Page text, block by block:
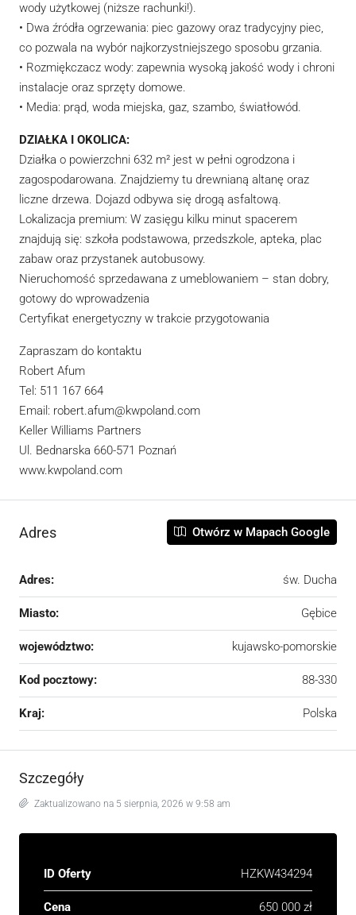
wody użytkowej (niższe rachunki!).
• Dwa źródła ogrzewania: piec gazowy oraz tradycyjny piec,
co pozwala na wybór najkorzystniejszego sposobu grzania.
• Rozmiękczacz wody: zapewnia wysoką jakość wody i chroni
instalacje oraz sprzęty domowe.
• Media: prąd, woda miejska, gaz, szambo, światłowód.
DZIAŁKA I OKOLICA:
Działka o powierzchni 632 m² jest w pełni ogrodzona i
zagospodarowana. Znajdziemy tu drewnianą altanę oraz
liczne drzewa. Dojazd odbywa się drogą asfaltową.
Lokalizacja premium: W zasięgu kilku minut spacerem
znajdują się: szkoła podstawowa, przedszkole, apteka, plac
zabaw oraz przystanek autobusowy.
Nieruchomość sprzedawana z umeblowaniem – stan dobry,
gotowy do wprowadzenia
Certyfikat energetyczny w trakcie przygotowania
Zapraszam do kontaktu
Robert Afum
Tel: 511 167 664
Email: robert.afum@kwpoland.com
Keller Williams Partners
Ul. Bednarska 660-571 Poznań
www.kwpoland.com
Adres Otwórz w Mapach Google
Adres: św. Ducha
Miasto: Gębice
województwo: kujawsko-pomorskie
Kod pocztowy: 88-330
Kraj: Polska
Szczegóły
Zaktualizowano na 5 sierpnia, 2026 w 9:58 am
ID Oferty HZKW434294
Cena 650 000 zł